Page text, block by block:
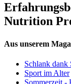
Nutrition
Aus unserem
Schlank dank
Sport im Alter
Sommerzeit -